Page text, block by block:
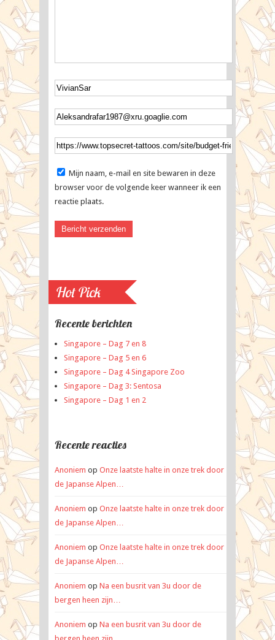
Mijn naam, e-mail en site bewaren in deze
browser voor de volgende keer wanneer ik een
reactie plaats.
Hot Pick
Recente berichten
Singapore – Dag 7 en 8
Singapore – Dag 5 en 6
Singapore – Dag 4 Singapore Zoo
Singapore – Dag 3: Sentosa
Singapore – Dag 1 en 2
Recente reacties
Anoniem op Onze laatste halte in onze trek door
de Japanse Alpen…
Anoniem op Onze laatste halte in onze trek door
de Japanse Alpen…
Anoniem op Onze laatste halte in onze trek door
de Japanse Alpen…
Anoniem op Na een busrit van 3u door de
bergen heen zijn…
Anoniem op Na een busrit van 3u door de